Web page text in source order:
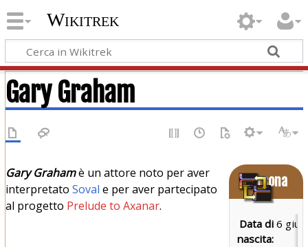
Wikitrek
Gary Graham
Persona
Data di
nascita:
6
Gary Grahamè un attore noto per aver
interpretato Soval e per aver partecipato
al progetto Prelude to Axanar.